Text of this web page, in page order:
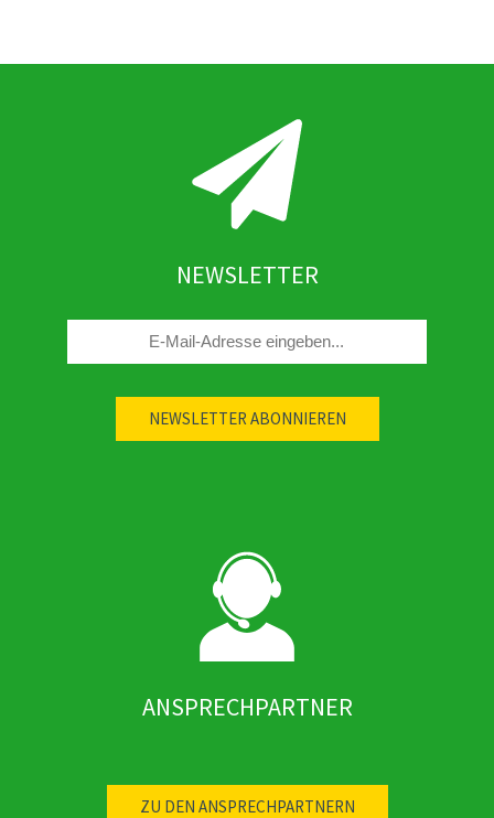
NEWSLETTER
ANSPRECHPARTNER
ZU DEN ANSPRECHPARTNERN